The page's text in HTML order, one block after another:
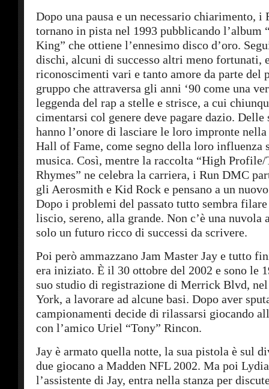
Dopo una pausa e un necessario chiarimento, i
tornano in pista nel 1993 pubblicando l’album
King” che ottiene l’ennesimo disco d’oro.
dischi, alcuni di successo altri meno fortunati,
riconoscimenti vari e tanto amore da parte del
gruppo che attraversa gli anni ‘90 come una
leggenda del rap a stelle e strisce, a cui
cimentarsi col genere deve pagare dazio. Delle
hanno l’onore di lasciare le loro impronte
Hall of Fame, come segno della loro influenza
musica. Così, mentre la raccolta “High
Rhymes” ne celebra la carriera, i Run DMC
gli Aerosmith e Kid Rock e pensano a un
Dopo i problemi del passato tutto sembra
liscio, sereno, alla grande. Non c’è una nuvola
solo un futuro ricco di successi da scrivere.
Poi però ammazzano Jam Master Jay e tutto
era iniziato. È il 30 ottobre del 2002 e sono le
suo studio di registrazione di Merrick Blvd, nel
York, a lavorare ad alcune basi. Dopo aver
campionamenti decide di rilassarsi giocando
con l’amico Uriel “Tony” Rincon.
Jay è armato quella notte, la sua pistola è sul
due giocano a Madden NFL 2002. Ma poi
l’assistente di Jay, entra nella stanza per